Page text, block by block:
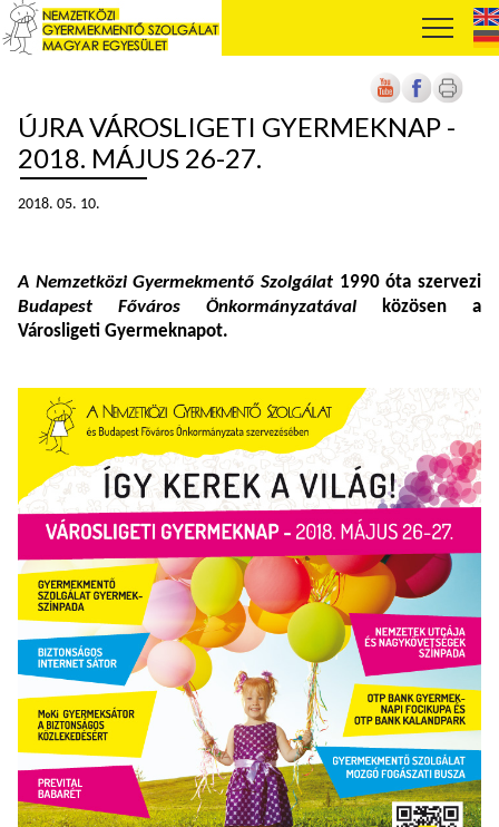
ÚJRA VÁROSLIGETI GYERMEKNAP -
2018. MÁJUS 26-27.
2018. 05. 10.
A Nemzetközi Gyermekmentő Szolgálat 1990 óta szervezi
Budapest Főváros Önkormányzatával közösen a
Városligeti Gyermeknapot.